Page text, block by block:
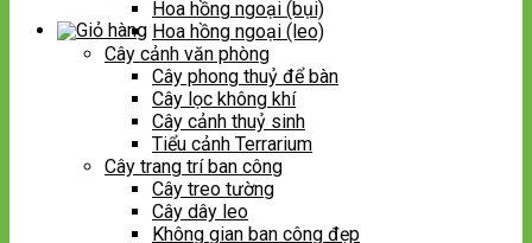
Hoa hồng ngoại (bụi)
Hoa hồng ngoại (leo)
Cây cảnh văn phòng
Cây phong thuỷ để bàn
Cây lọc không khí
Cây cảnh thuỷ sinh
Tiểu cảnh Terrarium
Cây trang trí ban công
Cây treo tường
Cây dây leo
Không gian ban công đẹp